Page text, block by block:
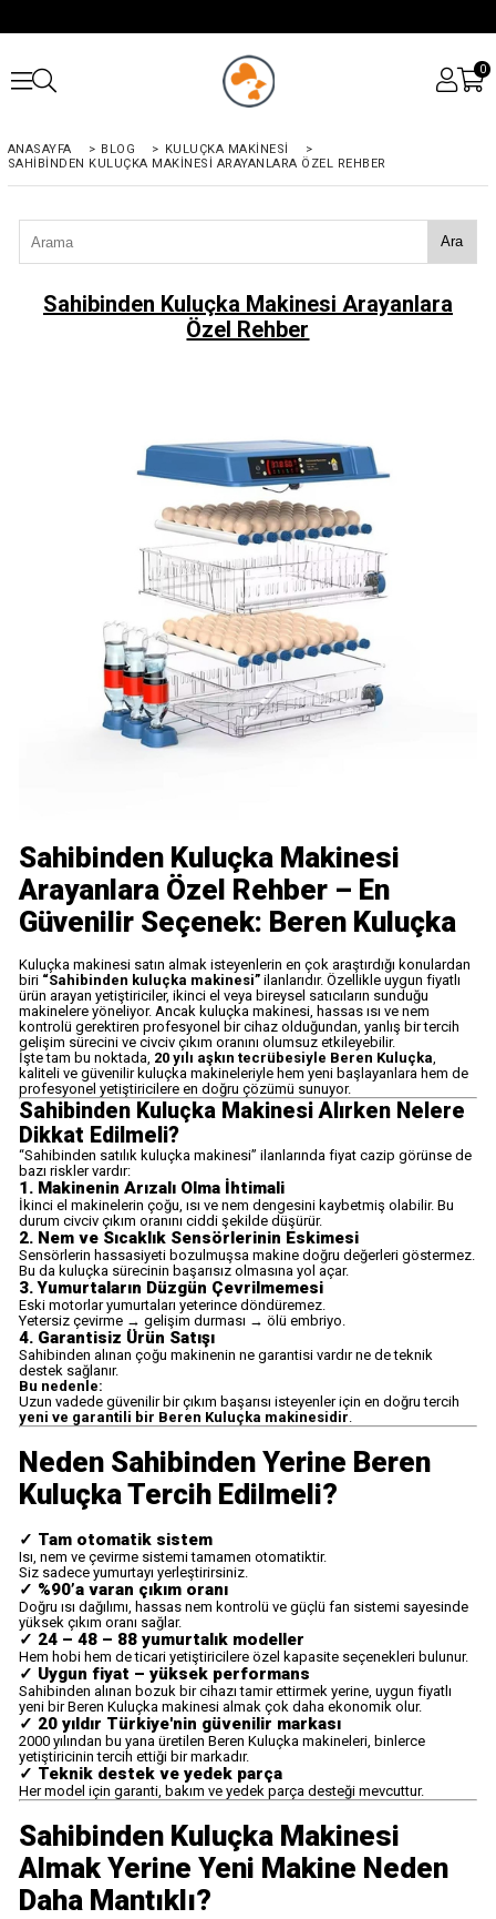
0
ANASAYFA > BLOG > KULUÇKA MAKINESI
>
SAHIBINDEN KULUÇKA MAKINESI ARAYANLARA ÖZEL REHBER
Ara
Sahibinden Kuluçka Makinesi Arayanlara
Özel Rehber
Sahibinden Kuluçka Makinesi
Arayanlara Özel Rehber – En
Güvenilir Seçenek: Beren Kuluçka
Kuluçka makinesi satın almak isteyenlerin en çok araştırdığı konulardan
biri “Sahibinden kuluçka makinesi”ilanlarıdır. Özellikle uygun fiyatlı
ürün arayan yetiştiriciler, ikinci el veya bireysel satıcıların sunduğu
makinelere yöneliyor. Ancak kuluçka makinesi, hassas ısı ve nem
kontrolü gerektiren profesyonel bir cihaz olduğundan, yanlış bir tercih
gelişim sürecini ve civciv çıkım oranını olumsuz etkileyebilir.
İşte tam bu noktada, 20 yılı aşkın tecrübesiyle Beren Kuluçka
kaliteli ve güvenilir kuluçka makineleriyle hem yeni başlayanlara hem de
profesyonel yetiştiricilere en doğru çözümü sunuyor.
Sahibinden Kuluçka Makinesi Alırken Nelere
Dikkat Edilmeli?
“Sahibinden satılık kuluçka makinesi” ilanlarında fiyat cazip görünse de
bazı riskler vardır:
1. Makinenin Arızalı Olma İhtimali
İkinci el makinelerin çoğu, ısı ve nem dengesini kaybetmiş olabilir. Bu
durum civciv çıkım oranını ciddi şekilde düşürür.
2. Nem ve Sıcaklık Sensörlerinin Eskimesi
Sensörlerin hassasiyeti bozulmuşsa makine doğru değerleri göstermez.
Bu da kuluçka sürecinin başarısız olmasına yol açar.
3. Yumurtaların Düzgün Çevrilmemesi
Eski motorlar yumurtaları yeterince döndüremez.
Yetersiz çevirme → gelişim durması → ölü embriyo.
4. Garantisiz Ürün Satışı
Sahibinden alınan çoğu makinenin ne garantisi vardır ne de teknik
destek sağlanır.
Bu nedenle:
Uzun vadede güvenilir bir çıkım başarısı isteyenler için en doğru tercih
yeni ve garantili bir Beren Kuluçka makinesidir
Neden Sahibinden Yerine Beren
Kuluçka Tercih Edilmeli?
✓ Tam otomatik sistem
Isı, nem ve çevirme sistemi tamamen otomatiktir.
Siz sadece yumurtayı yerleştirirsiniz.
✓ %90’a varan çıkım oranı
Doğru ısı dağılımı, hassas nem kontrolü ve güçlü fan sistemi sayesinde
yüksek çıkım oranı sağlar.
✓ 24 – 48 – 88 yumurtalık modeller
Hem hobi hem de ticari yetiştiricilere özel kapasite seçenekleri bulunur.
✓ Uygun fiyat – yüksek performans
Sahibinden alınan bozuk bir cihazı tamir ettirmek yerine, uygun fiyatlı
yeni bir Beren Kuluçka makinesi almak çok daha ekonomik olur.
✓ 20 yıldır Türkiye'nin güvenilir markası
2000 yılından bu yana üretilen Beren Kuluçka makineleri, binlerce
yetiştiricinin tercih ettiği bir markadır.
✓ Teknik destek ve yedek parça
Her model için garanti, bakım ve yedek parça desteği mevcuttur.
Sahibinden Kuluçka Makinesi
Almak Yerine Yeni Makine Neden
Daha Mantıklı?